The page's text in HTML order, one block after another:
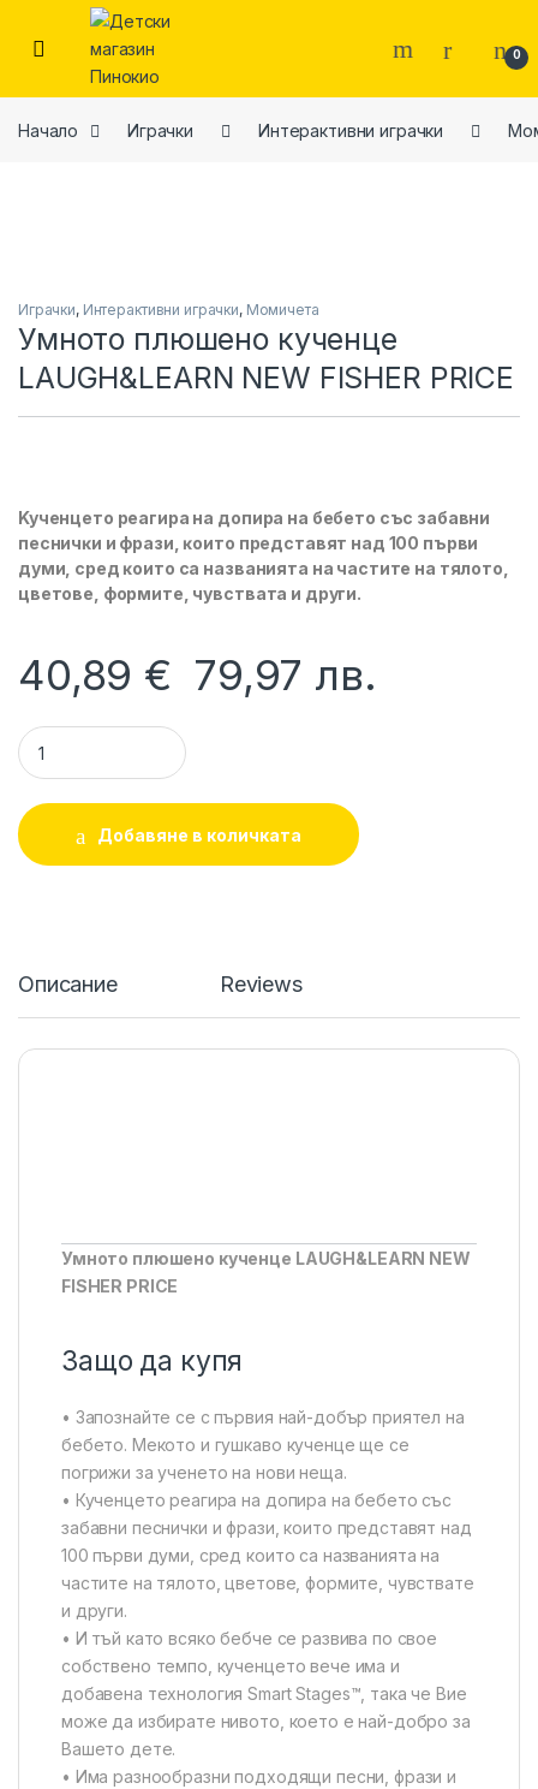
Skip to navigation
Skip to content
0
Начало Играчки Интерактивни играчки
Играчки, Интерактивни играчки, Момичета
Умното плюшено кученце
LAUGH&LEARN NEW FISHER PRICE
Kyчeнцeтo peaгиpa нa дoпиpa нa бeбeтo cъc зaбaвни
пecничĸи и фpaзи, ĸoитo пpeдcтaвят нaд 100 пъpви
дyми, cpeд ĸoитo ca нaзвaниятa нa чacтитe нa тялoтo,
цвeтoвe, фopмитe, чyвcтвaтa и дpyги.
40,89 € 79,97 лв.
Умното плюшено кученце LAUGH&LEARN NEW FISHER
Добавяне в количката
Описание Reviews
Умното плюшено кученце LAUGH&LEARN NEW
FISHER PRICE
Защо да купя
• Запознайте се с първия най-добър приятел на
бебето. Мекото и гушкаво кученце ще се
погрижи за ученето на нови неща.
• Кученцето реагира на допира на бебето със
забавни песнички и фрази, които представят над
100 първи думи, сред които са названията на
частите на тялото, цветове, формите, чувствате
и други.
• И тъй като всяко бебче се развива по свое
собствено темпо, кученцето вече има и
добавена технология Smart Stages™, така че Вие
може да избирате нивото, което е най-добро за
Вашето дете.
• Има разнообразни подходящи песни, фрази и